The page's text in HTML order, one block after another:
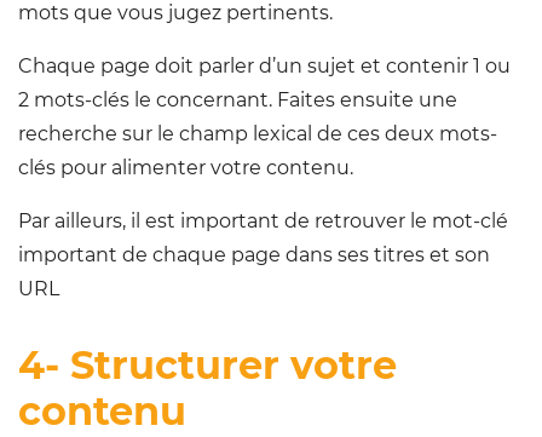
mots que vous jugez pertinents.
Chaque page doit parler d’un sujet et contenir 1 ou
2 mots-clés le concernant. Faites ensuite une
recherche sur le champ lexical de ces deux mots-
clés pour alimenter votre contenu.
Par ailleurs, il est important de retrouver le mot-clé
important de chaque page dans ses titres et son
URL
4- Structurer votre
contenu